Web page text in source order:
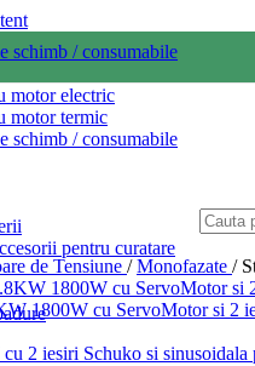
schimb / consumabile
motor electric
motor termic
schimb / consumabile
pentru curatare
de Tensiune / Monofazate /
1800W cu ServoMotor si